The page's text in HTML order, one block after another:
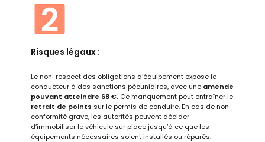
Risques légaux :
Le non-respect des obligations d’équipement expose le
conducteur à des sanctions pécuniaires, avec une amende
pouvant atteindre 68 €. Ce manquement peut entraîner le
retrait de points sur le permis de conduire. En cas de non-
conformité grave, les autorités peuvent décider
d’immobiliser le véhicule sur place jusqu’à ce que les
équipements nécessaires soient installés ou réparés.